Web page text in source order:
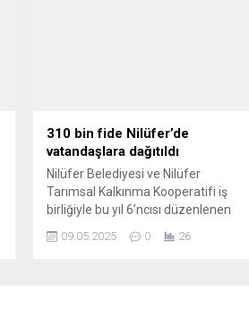
310 bin fide Nilüfer’de
vatandaşlara dağıtıldı
Nilüfer Belediyesi ve Nilüfer
Tarımsal Kalkınma Kooperatifi iş
birliğiyle bu yıl 6’ncısı düzenlenen
“Fide Bizden Ürün Sizden”
kampanyasında 310 bin fide
09.05.2025 0 26